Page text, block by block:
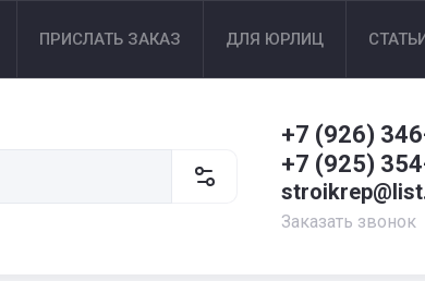
ПРИСЛАТЬ ЗАКАЗ ДЛЯ ЮРЛИЦ
+7 (926)
+7 (925)
Заказать звонок